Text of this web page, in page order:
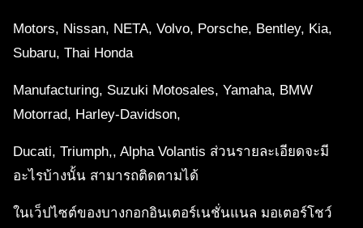
Motors, Nissan, NETA, Volvo, Porsche, Bentley, Kia,
Subaru, Thai Honda
Manufacturing, Suzuki Motosales, Yamaha, BMW
Motorrad, Harley-Davidson,
Ducati, Triumph,, Alpha Volantis ส่วนรายละเอียดจะมี
อะไรบ้างนั้น สามารถติดตามได้
ในเว็ปไซต์ของบางกอกอินเตอร์เนชั่นแนล มอเตอร์โชว์